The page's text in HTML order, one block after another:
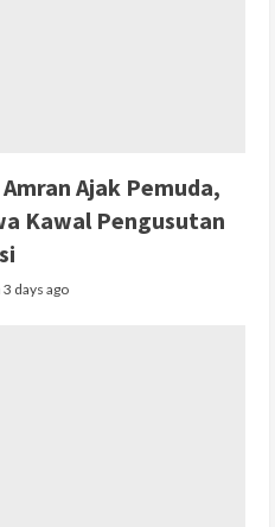
Ajak Pemuda,
Kawal Pengusutan
days ago